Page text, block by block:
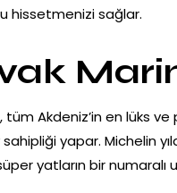
hissetmenizi sağlar.
Akdeniz’in en lüks
yapar. Michelin
yatların bir numaralı